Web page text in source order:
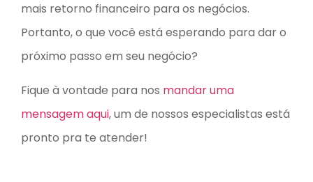
mais retorno financeiro para os negócios.
Portanto, o que você está esperando para dar o
próximo passo em seu negócio?
Fique à vontade para nos mandar uma
mensagem aqui, um de nossos especialistas está
pronto pra te atender!